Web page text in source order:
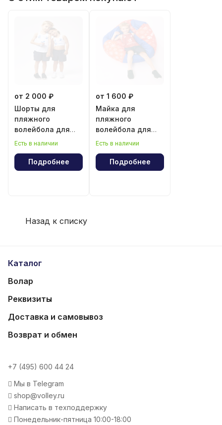
от 2 000 ₽
Шорты для
пляжного
волейбола для
мальчика и
Есть в наличии
Подробнее
от 1 600 ₽
Майка для
пляжного
волейбола для
мальчика
Есть в наличии
Подробнее
Назад к списку
Каталог
Волар
Реквизиты
Доставка и самовывоз
Возврат и обмен
+7 (495) 600 44 24
Мы в Telegram
shop@volley.ru
Написать в техподдержку
Понедельник-пятница 10:00-18:00